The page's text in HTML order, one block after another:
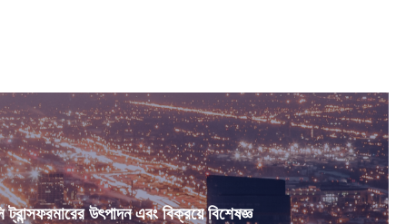
উৎপাদন এবং বিক্রয়ে বিশেষজ্ঞ